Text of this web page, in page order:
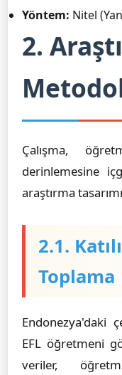
Yöntem: Nitel
2.
Çalışma,
derinlemesine
araştırma
2.1.
Toplama
Endonezya'daki
EFL öğretmeni
veriler,